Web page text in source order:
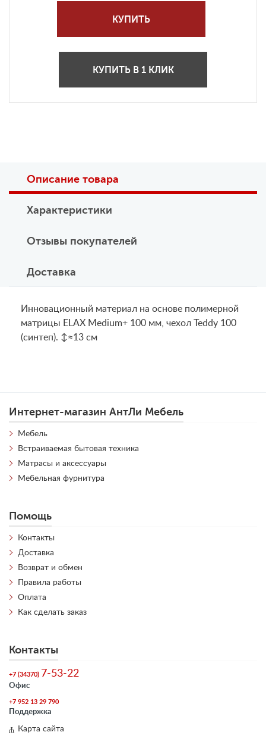
КУПИТЬ
КУПИТЬ В 1 КЛИК
Описание товара
Характеристики
Отзывы покупателей
Доставка
Инновационный материал на основе полимерной
матрицы ELAX Medium+ 100 мм, чехол Teddy 100
(синтеп). ↕≈13 см
Интернет-магазин АнтЛи Мебель
Мебель
Встраиваемая бытовая техника
Матрасы и аксессуары
Мебельная фурнитура
Помощь
Контакты
Доставка
Возврат и обмен
Правила работы
Оплата
Как сделать заказ
Контакты
+7 (34370) 7-53-22
Офис
+7 952 13 29 790
Поддержка
Карта сайта